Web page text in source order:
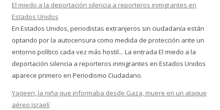
El miedo a la deportación silencia a reporteros inmigrantes en
Estados Unidos
En Estados Unidos, periodistas extranjeros sin ciudadanía están
optando por la autocensura como medida de protección ante un
entorno político cada vez más hostil... La entrada El miedo a la
deportación silencia a reporteros inmigrantes en Estados Unidos
aparece primero en Periodismo Ciudadano.
Yaqeen, la niña que informaba desde Gaza, muere en un ataque
aéreo israelí